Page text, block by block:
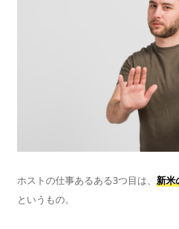
ホストの仕事あるある3つ目は、 新米
というもの。